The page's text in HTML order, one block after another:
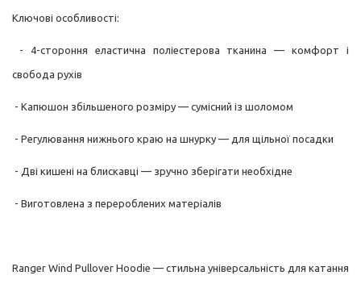
Ключові особливості:
- 4-стороння еластична поліестерова тканина — комфорт і
свобода рухів
- Капюшон збільшеного розміру — сумісний із шоломом
- Регулювання нижнього краю на шнурку — для щільної посадки
- Дві кишені на блискавці — зручно зберігати необхідне
- Виготовлена з перероблених матеріалів
Ranger Wind Pullover Hoodie — стильна універсальність для катання